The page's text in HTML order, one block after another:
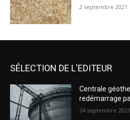
2 septembre 2021
SÉLECTION DE L'EDITEUR
Centrale
redémarrage
24 septembre 2021